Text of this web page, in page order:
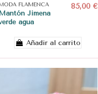
FLAMENCA
Jimena
agua
85,00 €
Añadir al carrito